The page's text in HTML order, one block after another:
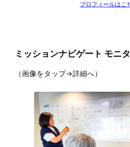
プロフィールはこ
ミッションナビゲート モニ
（画像をタップ→詳細へ）